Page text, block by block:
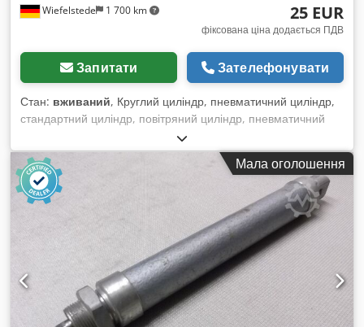
Wiefelstede 1 700 km 25 EUR
фіксована ціна додається ПДВ
Запитати Зателефонувати
Стан: вживаний, Круглий циліндр, пневматичний циліндр,
стандартний циліндр, повітряний циліндр, пневматичний
поршень, повітряний поршень - Хід: 50 мм - Діаметр
поршня: 20 мм - Поршневий шток: Ø 8 мм - Ціна: за штуку
Dsdofbg N Hopfx Apmock - Кількість: 2 шт. - Габарити: Ø
27/188 мм - Вага: 0,3 кг/шт.
Мала оголошення